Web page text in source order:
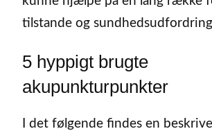
tilstande og
5 hyppigt brugte
akupunkturpunkter
I det følgende findes en